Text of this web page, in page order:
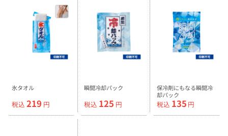
氷タオル
税込 219 円
瞬間冷却パック
税込 125 円
保冷剤にもなる瞬間冷
却パック
税込 135 円